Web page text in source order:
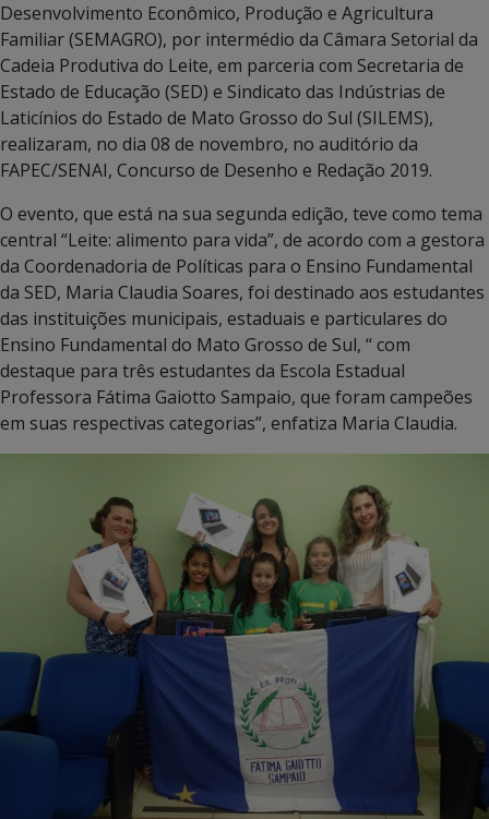
Desenvolvimento Econômico, Produção e Agricultura
Familiar (SEMAGRO), por intermédio da Câmara Setorial da
Cadeia Produtiva do Leite, em parceria com Secretaria de
Estado de Educação (SED) e Sindicato das Indústrias de
Laticínios do Estado de Mato Grosso do Sul (SILEMS),
realizaram, no dia 08 de novembro, no auditório da
FAPEC/SENAI, Concurso de Desenho e Redação 2019.
O evento, que está na sua segunda edição, teve como tema
central “Leite: alimento para vida”, de acordo com a gestora
da Coordenadoria de Políticas para o Ensino Fundamental
da SED, Maria Claudia Soares, foi destinado aos estudantes
das instituições municipais, estaduais e particulares do
Ensino Fundamental do Mato Grosso de Sul, “ com
destaque para três estudantes da Escola Estadual
Professora Fátima Gaiotto Sampaio, que foram campeões
em suas respectivas categorias”, enfatiza Maria Claudia.